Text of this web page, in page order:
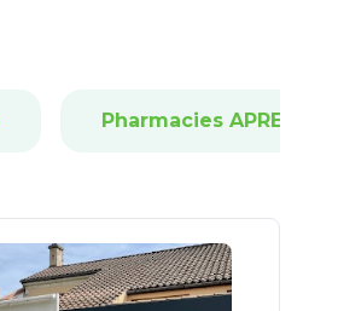
Pharmacies